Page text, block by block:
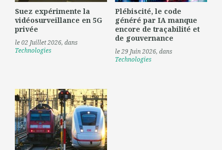
Suez expérimente la
vidéosurveillance en 5G
privée
le 02 Juillet 2026, dans
Technologies
Plébiscité, le code
généré par IA manque
encore de traçabilité et
de gouvernance
le 29 Juin 2026, dans
Technologies